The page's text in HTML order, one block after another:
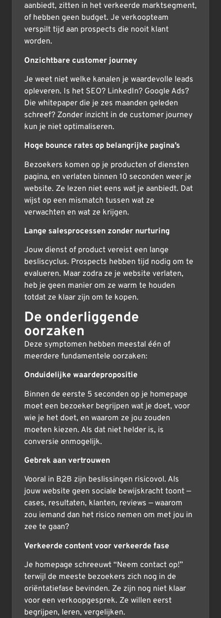
aanbiedt, zitten in het verkeerde marktsegment,
of hebben geen budget. Je verkoopteam
verspilt tijd aan prospects die nooit klant
worden.
Onzichtbare customer journey
Je weet niet welke kanalen je waardevolle leads
opleveren. Is het SEO? LinkedIn? Google Ads?
Die whitepaper die je zes maanden geleden
schreef? Zonder inzicht in de customer journey
kun je niet optimaliseren.
Hoge bounce rates op belangrijke pagina’s
Bezoekers komen op je producten of diensten
pagina, en verlaten binnen 10 seconden weer je
website. Ze lezen niet eens wat je aanbiedt. Dat
wijst op een mismatch tussen wat ze
verwachten en wat ze krijgen.
Lange salesprocessen zonder nurturing
Jouw dienst of product vereist een lange
besliscyclus. Prospects hebben tijd nodig om te
evalueren. Maar zodra ze je website verlaten,
heb je geen manier om ze warm te houden
totdat ze klaar zijn om te kopen.
De onderliggende
oorzaken
Deze symptomen hebben meestal één of
meerdere fundamentele oorzaken:
Onduidelijke waardepropositie
Binnen de eerste 5 seconden op je homepage
moet een bezoeker begrijpen wat je doet, voor
wie je het doet, en waarom ze jou zouden
moeten kiezen. Als dat niet helder is, is
conversie onmogelijk.
Gebrek aan vertrouwen
Vooral in B2B zijn beslissingen risicovol. Als
jouw website geen sociale bewijskracht toont —
cases, resultaten, klanten, reviews — waarom
zou iemand dan het risico nemen om met jou in
zee te gaan?
Verkeerde content voor verkeerde fase
Je homepage schreeuwt “Neem contact op!”
terwijl de meeste bezoekers zich nog in de
oriëntatiefase bevinden. Ze zijn nog niet klaar
voor een verkoopgesprek. Ze willen eerst
begrijpen, leren, vergelijken.